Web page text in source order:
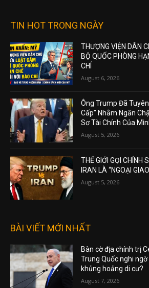
TIN HOT TRONG NGÀY
THƯỢNG VIỆN DÂN
BỘ QUỐC PHÒNG
CHÍ
August 6, 2026
Ông Trump Đã
Cấp” Nhằm Ngăn
Sơ Tài Chính Của
August 5, 2026
THẾ GIỚI GỌI CHÍNH
IRAN LÀ “NGOẠI
August 5, 2026
BÀI VIẾT MỚI NHẤT
Bàn cờ địa chính trị
Trung Quốc nghi
khủng hoảng di cư?
August 7, 2026